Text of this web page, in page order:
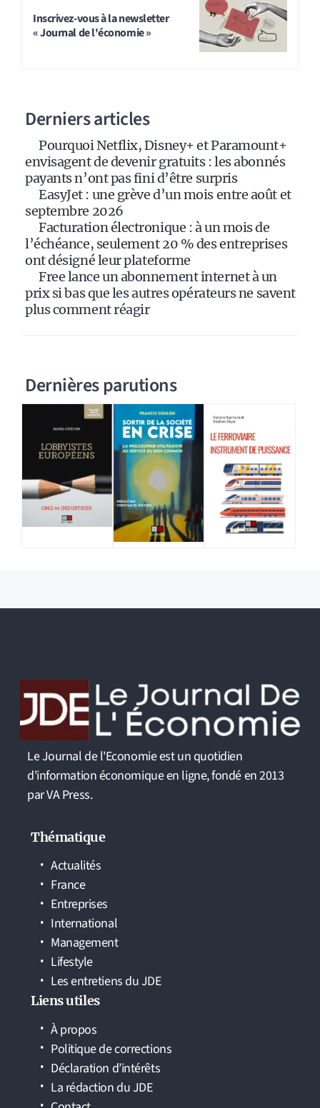
Inscrivez-vous à la newsletter
« Journal de l'économie »
Derniers articles
Pourquoi Netflix, Disney+ et Paramount+
envisagent de devenir gratuits : les abonnés
payants n’ont pas fini d’être surpris
EasyJet : une grève d’un mois entre août et
septembre 2026
Facturation électronique : à un mois de
l’échéance, seulement 20 % des entreprises
ont désigné leur plateforme
Free lance un abonnement internet à un
prix si bas que les autres opérateurs ne savent
plus comment réagir
Dernières parutions
Le Journal de l'Economie est un quotidien
d'information économique en ligne, fondé en 2013
par VA Press.
Thématique
Actualités
France
Entreprises
International
Management
Lifestyle
Les entretiens du JDE
Liens utiles
À propos
Politique de corrections
Déclaration d’intérêts
La rédaction du JDE